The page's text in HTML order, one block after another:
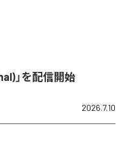
」を配信開始
2026.7.10